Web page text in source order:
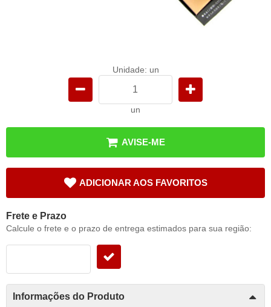
Unidade: un
un
AVISE-ME
ADICIONAR AOS FAVORITOS
Frete e Prazo
Calcule o frete e o prazo de entrega estimados para sua região:
Informações do Produto